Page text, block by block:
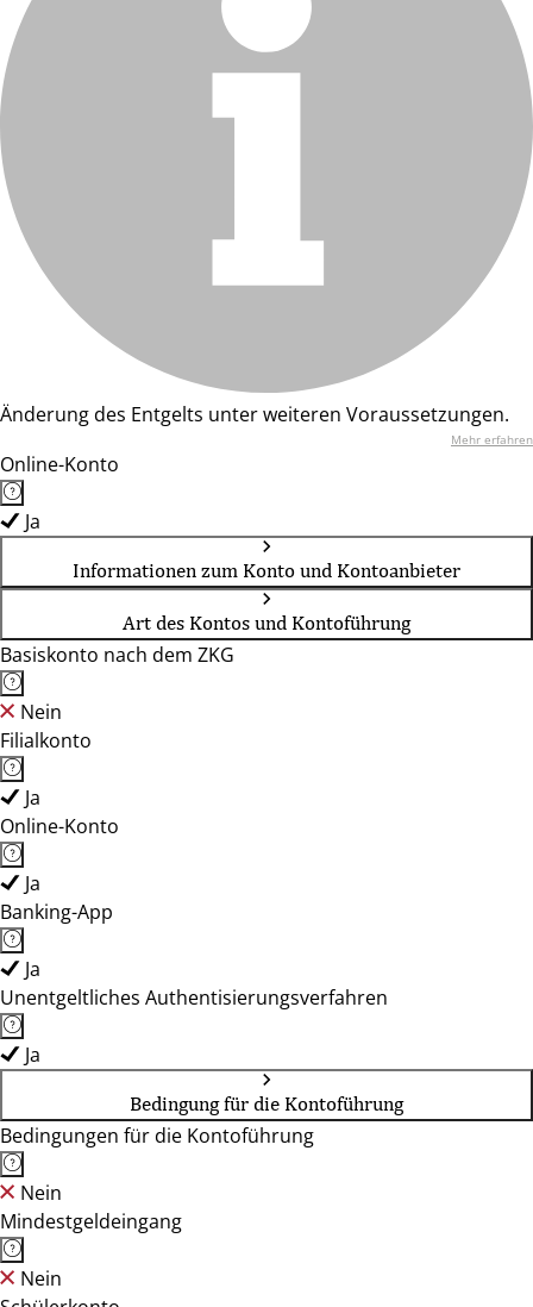
Änderung des Entgelts unter weiteren Voraussetzungen.
Mehr erfahren
Online-Konto
Ja
Informationen zum Konto und Kontoanbieter
Art des Kontos und Kontoführung
Basiskonto nach dem ZKG
Nein
Filialkonto
Ja
Online-Konto
Ja
Banking-App
Ja
Unentgeltliches Authentisierungsverfahren
Ja
Bedingung für die Kontoführung
Bedingungen für die Kontoführung
Nein
Mindestgeldeingang
Nein